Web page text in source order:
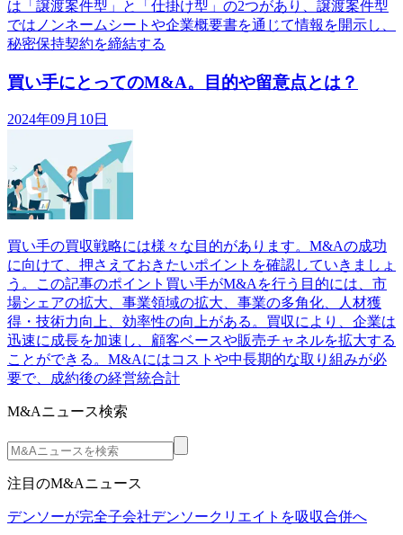
は「譲渡案件型」と「仕掛け型」の2つがあり、譲渡案件型
ではノンネームシートや企業概要書を通じて情報を開示し、
秘密保持契約を締結する
買い手にとってのM&A。目的や留意点とは？
2024年09月10日
買い手の買収戦略には様々な目的があります。M&Aの成功
に向けて、押さえておきたいポイントを確認していきましょ
う。この記事のポイント買い手がM&Aを行う目的には、市
場シェアの拡大、事業領域の拡大、事業の多角化、人材獲
得・技術力向上、効率性の向上がある。買収により、企業は
迅速に成長を加速し、顧客ベースや販売チャネルを拡大する
ことができる。M&Aにはコストや中長期的な取り組みが必
要で、成約後の経営統合計
M&Aニュース検索
注目のM&Aニュース
デンソーが完全子会社デンソークリエイトを吸収合併へ